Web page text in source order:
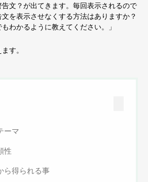
文？が出てきます。毎回表示されるので
を表示させなくする方法はありますか？
わかるように教えてください。」
す。
ーマ
性
ら得られる事